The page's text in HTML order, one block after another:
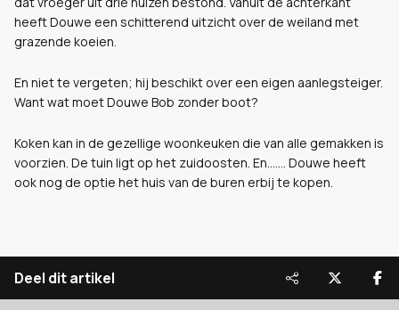
heeft Douwe een schitterend uitzicht over de weiland met
grazende koeien.
En niet te vergeten; hij beschikt over een eigen aanlegsteiger.
Want wat moet Douwe Bob zonder boot?
Koken kan in de gezellige woonkeuken die van alle gemakken is
voorzien. De tuin ligt op het zuidoosten. En....... Douwe heeft
ook nog de optie het huis van de buren erbij te kopen.
Deel dit artikel